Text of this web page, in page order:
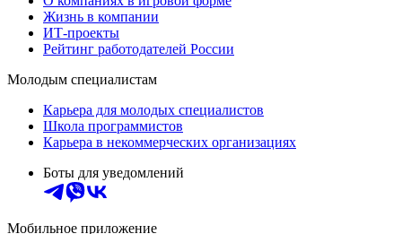
Жизнь в компании
ИТ-проекты
Рейтинг работодателей России
Молодым специалистам
Карьера для молодых специалистов
Школа программистов
Карьера в некоммерческих организациях
Боты для уведомлений
Мобильное приложение